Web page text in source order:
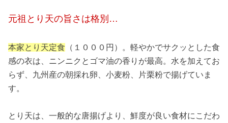
元祖とり天の旨さは格別…
本家とり天定食 （１０００円）。軽やかでサクッとした食
感の衣は、ニンニクとゴマ油の香りが最高。水を加えてお
らず、九州産の朝採れ卵、小麦粉、片栗粉で揚げていま
す。
とり天は、一般的な唐揚げより、鮮度が良い食材にこだわ